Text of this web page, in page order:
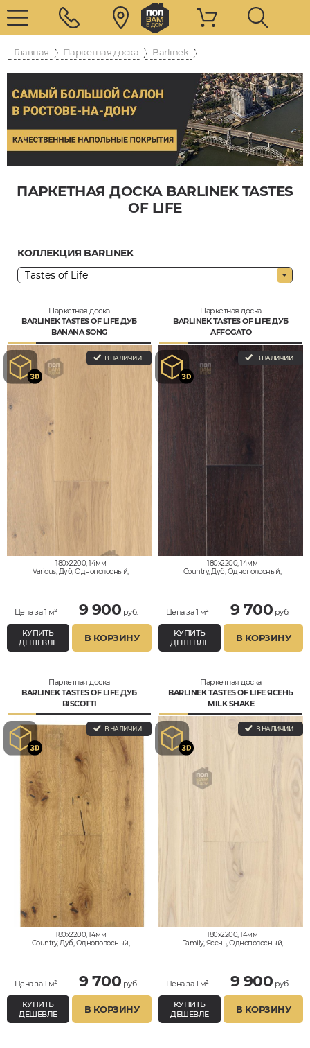
Главная Паркетная доска Barlinek
ПАРКЕТНАЯ ДОСКА BARLINEK TASTES
OF LIFE
КОЛЛЕКЦИЯ BARLINEK
Паркетная доска
BARLINEK TASTES OF LIFE ДУБ
BANANA SONG
В НАЛИЧИИ
180x2200, 14мм
Various, Дуб, Однополосный,
Цена за 1 м² 9 900 руб.
КУПИТЬ
ДЕШЕВЛЕ
В КОРЗИНУ
Паркетная доска
BARLINEK TASTES OF LIFE ДУБ
AFFOGATO
В НАЛИЧИИ
180x2200, 14мм
Country, Дуб, Однополосный,
Цена за 1 м² 9 700 руб.
КУПИТЬ
ДЕШЕВЛЕ
В КОРЗИНУ
Паркетная доска
BARLINEK TASTES OF LIFE ДУБ
BISCOTTI
В НАЛИЧИИ
180x2200, 14мм
Country, Дуб, Однополосный,
Цена за 1 м² 9 700 руб.
КУПИТЬ
ДЕШЕВЛЕ
В КОРЗИНУ
Паркетная доска
BARLINEK TASTES OF LIFE ЯСЕНЬ
MILK SHAKE
В НАЛИЧИИ
180x2200, 14мм
Family, Ясень, Однополосный,
Цена за 1 м² 9 900 руб.
КУПИТЬ
ДЕШЕВЛЕ
В КОРЗИНУ